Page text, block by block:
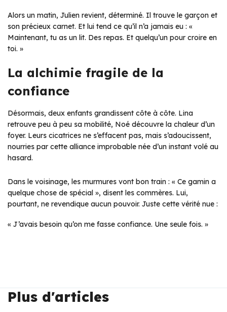
Alors un matin, Julien revient, déterminé. Il trouve le garçon et
son précieux carnet. Et lui tend ce qu’il n’a jamais eu : «
Maintenant, tu as un lit. Des repas. Et quelqu’un pour croire en
toi. »
La alchimie fragile de la
confiance
Désormais, deux enfants grandissent côte à côte. Lina
retrouve peu à peu sa mobilité, Noé découvre la chaleur d’un
foyer. Leurs cicatrices ne s’effacent pas, mais s’adoucissent,
nourries par cette alliance improbable née d’un instant volé au
hasard.
Dans le voisinage, les murmures vont bon train : « Ce gamin a
quelque chose de spécial », disent les commères. Lui,
pourtant, ne revendique aucun pouvoir. Juste cette vérité nue :
« J’avais besoin qu’on me fasse confiance. Une seule fois. »
Plus d'articles